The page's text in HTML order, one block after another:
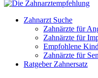
Zahnarzt Suche
Zahnärzte für
Zahnärzte für
Empfohlene
Zahnärzte für
Ratgeber Zahnersatz